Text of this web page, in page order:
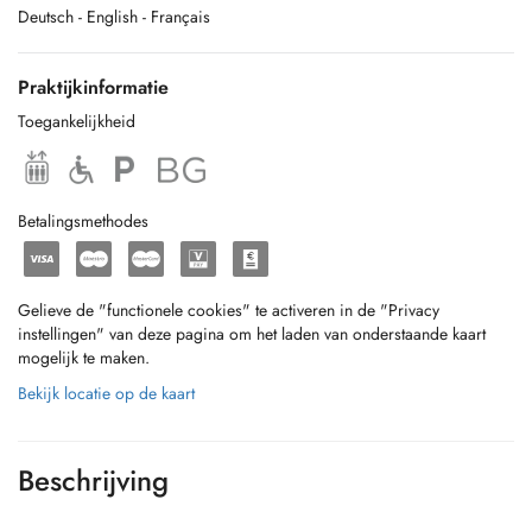
Deutsch - English - Français
Praktijkinformatie
Toegankelijkheid
Betalingsmethodes
Gelieve de "functionele cookies" te activeren in de "Privacy
instellingen" van deze pagina om het laden van onderstaande kaart
mogelijk te maken.
Bekijk locatie op de kaart
Beschrijving